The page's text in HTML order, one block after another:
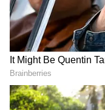
Image Credit :Asianet
449 கி.மீ